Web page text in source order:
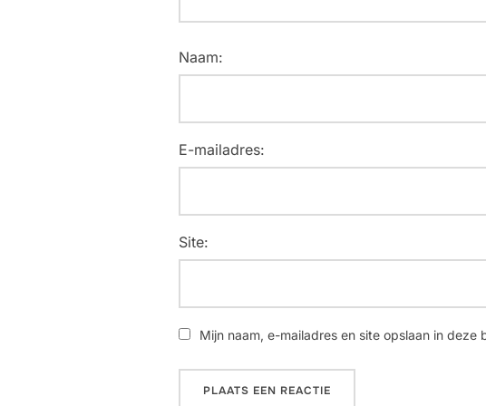
Naam:
E-mailadres:
Site:
Mijn naam, e-mailadres en site opslaan in